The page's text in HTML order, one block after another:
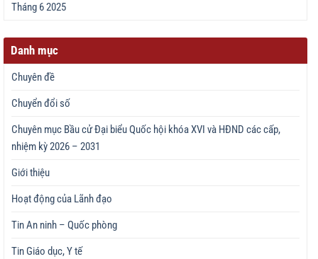
Tháng 6 2025
Danh mục
Chuyên đề
Chuyển đổi số
Chuyên mục Bầu cử Đại biểu Quốc hội khóa XVI và HĐND các cấp,
nhiệm kỳ 2026 – 2031
Giới thiệu
Hoạt động của Lãnh đạo
Tin An ninh – Quốc phòng
Tin Giáo dục, Y tế